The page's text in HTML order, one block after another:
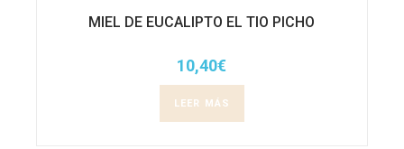
MIEL DE EUCALIPTO EL TIO PICHO
10,40€
LEER MÁS